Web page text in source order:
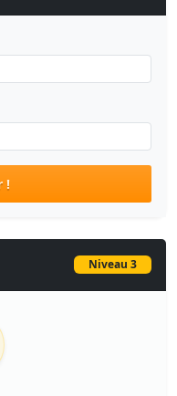
!
Niveau 3